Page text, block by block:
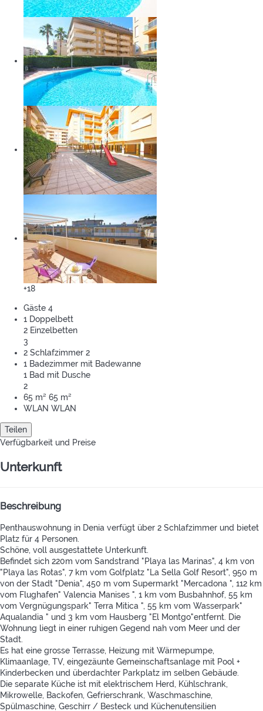
+18
Gäste 4
1 Doppelbett
2 Einzelbetten
3
2 Schlafzimmer 2
1 Badezimmer mit Badewanne
1 Bad mit Dusche
2
65 m² 65 m²
WLAN WLAN
Teilen
Verfügbarkeit und Preise
Unterkunft
Beschreibung
Penthauswohnung in Denia verfügt über 2 Schlafzimmer und bietet
Platz für 4 Personen.
Schöne, voll ausgestattete Unterkunft.
Befindet sich 220m vom Sandstrand "Playa las Marinas", 4 km von
"Playa las Rotas", 7 km vom Golfplatz "La Sella Golf Resort", 950 m
von der Stadt "Denia", 450 m vom Supermarkt "Mercadona ", 112 km
vom Flughafen" Valencia Manises ", 1 km vom Busbahnhof, 55 km
vom Vergnügungspark" Terra Mitica ", 55 km vom Wasserpark"
Aqualandia " und 3 km vom Hausberg "El Montgo"entfernt. Die
Wohnung liegt in einer ruhigen Gegend nah vom Meer und der
Stadt.
Es hat eine grosse Terrasse, Heizung mit Wärmepumpe,
Klimaanlage, TV, eingezäunte Gemeinschaftsanlage mit Pool +
Kinderbecken und überdachter Parkplatz im selben Gebäude.
Die separate Küche ist mit elektrischem Herd, Kühlschrank,
Mikrowelle, Backofen, Gefrierschrank, Waschmaschine,
Spülmaschine, Geschirr / Besteck und Küchenutensilien